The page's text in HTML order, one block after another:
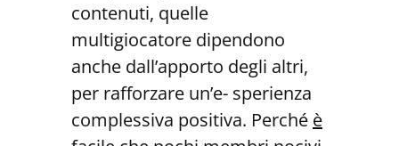
contenuti, quelle
multigiocatore dipendono
anche dall’apporto degli altri,
per rafforzare un’e- sperienza
complessiva positiva. Perché è